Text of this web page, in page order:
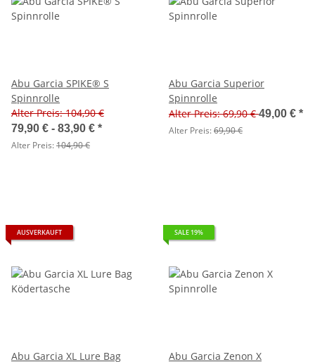
Abu Garcia SPIKE® S
Spinnrolle
Alter Preis: 104,90 €
79,90 € - 83,90 € *
Alter Preis:104,90 €
Abu Garcia Superior
Spinnrolle
Alter Preis: 69,90 €49,00 € *
Alter Preis:69,90 €
AUSVERKAUFT
Abu Garcia XL Lure Bag
SALE 19%
Abu Garcia Zenon X